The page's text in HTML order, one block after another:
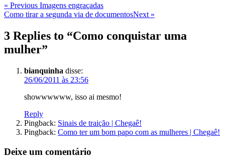
Navegação
de
Post
Previous
Post
« Previous Imagens engraçadas
Next
Como tirar a segunda via de documentosNext »
3 Replies to “Como conquistar uma
mulher”
bianquinha disse:
26/06/2011 às 23:56
showwwwww, isso ai mesmo!
Reply
Pingback: Sinais de traição | Chegaê!
Pingback: Como ter um bom papo com as mulheres | Chegaê!
Deixe um comentário